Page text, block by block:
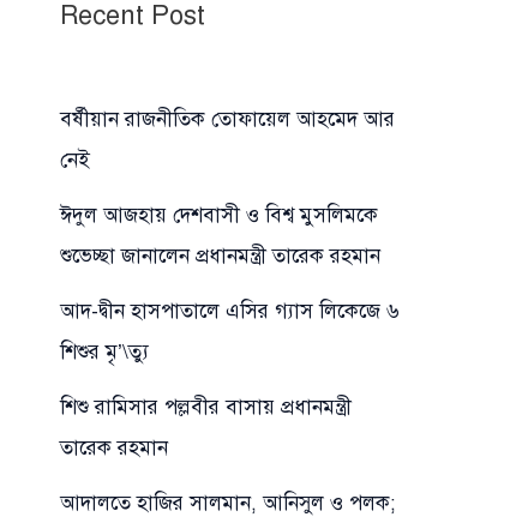
Recent Post
বর্ষীয়ান রাজনীতিক তোফায়েল আহমেদ আর
নেই
ঈদুল আজহায় দেশবাসী ও বিশ্ব মুসলিমকে
শুভেচ্ছা জানালেন প্রধানমন্ত্রী তারেক রহমান
আদ-দ্বীন হাসপাতালে এসির গ্যাস লিকেজে ৬
শিশুর মৃ’\ত্যু
শিশু রামিসার পল্লবীর বাসায় প্রধানমন্ত্রী
তারেক রহমান
আদালতে হাজির সালমান, আনিসুল ও পলক;